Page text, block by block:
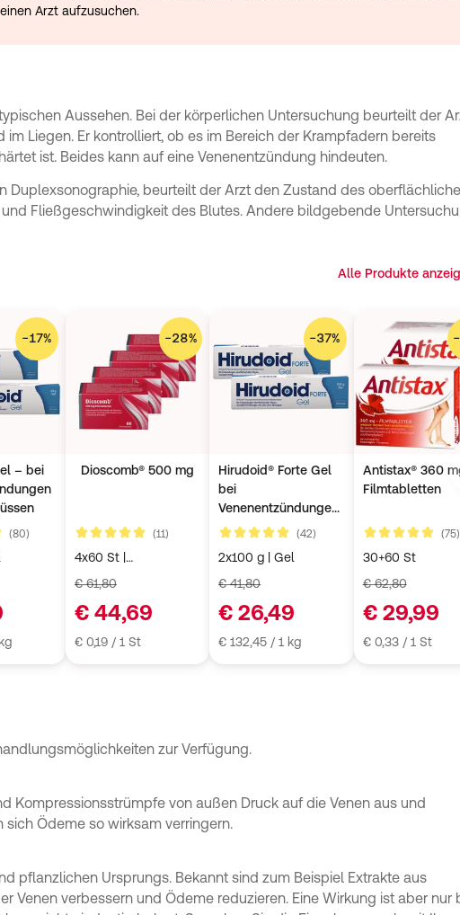
Arzt aufzusuchen.
Aussehen. Bei der körperlichen Untersuchung beurteilt der
Liegen. Er kontrolliert, ob es im Bereich der Krampfadern bereits
ist. Beides kann auf eine Venenentzündung hindeuten.
Duplexsonographie, beurteilt der Arzt den Zustand des
Fließgeschwindigkeit des Blutes. Andere bildgebende
Alle Produkte
−17%
– bei
(80)Kundenbewertungen
−28%
Dioscomb® 500 mg
5 von 5 (11)Kundenbewertungen
4x60 St |
Filmtabletten
€ 61,80
€ 44,69
€ 0,19 / 1 St
−37%
Hirudoid® Forte Gel
bei
Venenentzündungen
und Blutergüssen
4,9 von 5
(42) Kundenbewertungen
2x100 g | Gel
€ 41,80
€ 26,49
€ 132,45 / 1 kg
−
Antistax® 360
Filmtabletten
4,9 von 5 (75)
30+60 St
€ 62,80
€ 29,99
€ 0,33 / 1 St
zur Verfügung.
Kompressionsstrümpfe von außen Druck auf die Venen aus und
Ödeme so wirksam verringern.
pflanzlichen Ursprungs. Bekannt sind zum Beispiel Extrakte aus
Venen verbessern und Ödeme reduzieren. Eine Wirkung ist aber nur